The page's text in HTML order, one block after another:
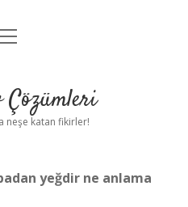
Uyarı
neşe katan fikirler!
yeğdir ne anlama